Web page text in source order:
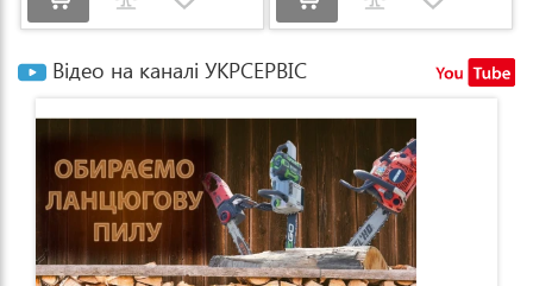
Відео на каналі УКРСЕРВІС